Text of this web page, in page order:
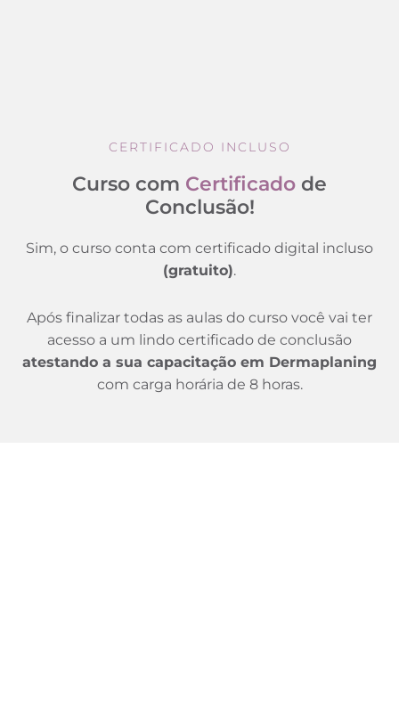
CERTIFICADO INCLUSO
Curso com Certificado de
Conclusão!
Sim, o curso conta com certificado digital incluso
(gratuito).
Após finalizar todas as aulas do curso você vai ter
acesso a um lindo certificado de conclusão
atestando a sua capacitação em Dermaplaning
com carga horária de 8 horas.